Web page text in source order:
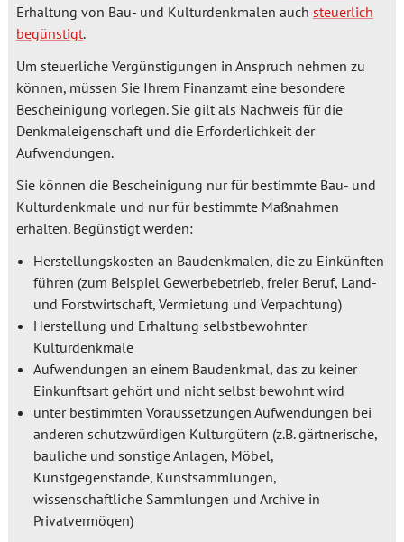
Erhaltung von Bau- und Kulturdenkmalen auch steuerlich
begünstigt.
Um steuerliche Vergünstigungen in Anspruch nehmen zu
können, müssen Sie Ihrem Finanzamt eine besondere
Bescheinigung vorlegen. Sie gilt als Nachweis für die
Denkmaleigenschaft und die Erforderlichkeit der
Aufwendungen.
Sie können die Bescheinigung nur für bestimmte Bau- und
Kulturdenkmale und nur für bestimmte Maßnahmen
erhalten. Begünstigt werden:
Herstellungskosten an Baudenkmalen, die zu Einkünften
führen (zum Beispiel Gewerbebetrieb, freier Beruf, Land-
und Forstwirtschaft, Vermietung und Verpachtung)
Herstellung und Erhaltung selbstbewohnter
Kulturdenkmale
Aufwendungen an einem Baudenkmal, das zu keiner
Einkunftsart gehört und nicht selbst bewohnt wird
unter bestimmten Voraussetzungen Aufwendungen bei
anderen schutzwürdigen Kulturgütern (z.B. gärtnerische,
bauliche und sonstige Anlagen, Möbel,
Kunstgegenstände, Kunstsammlungen,
wissenschaftliche Sammlungen und Archive in
Privatvermögen)